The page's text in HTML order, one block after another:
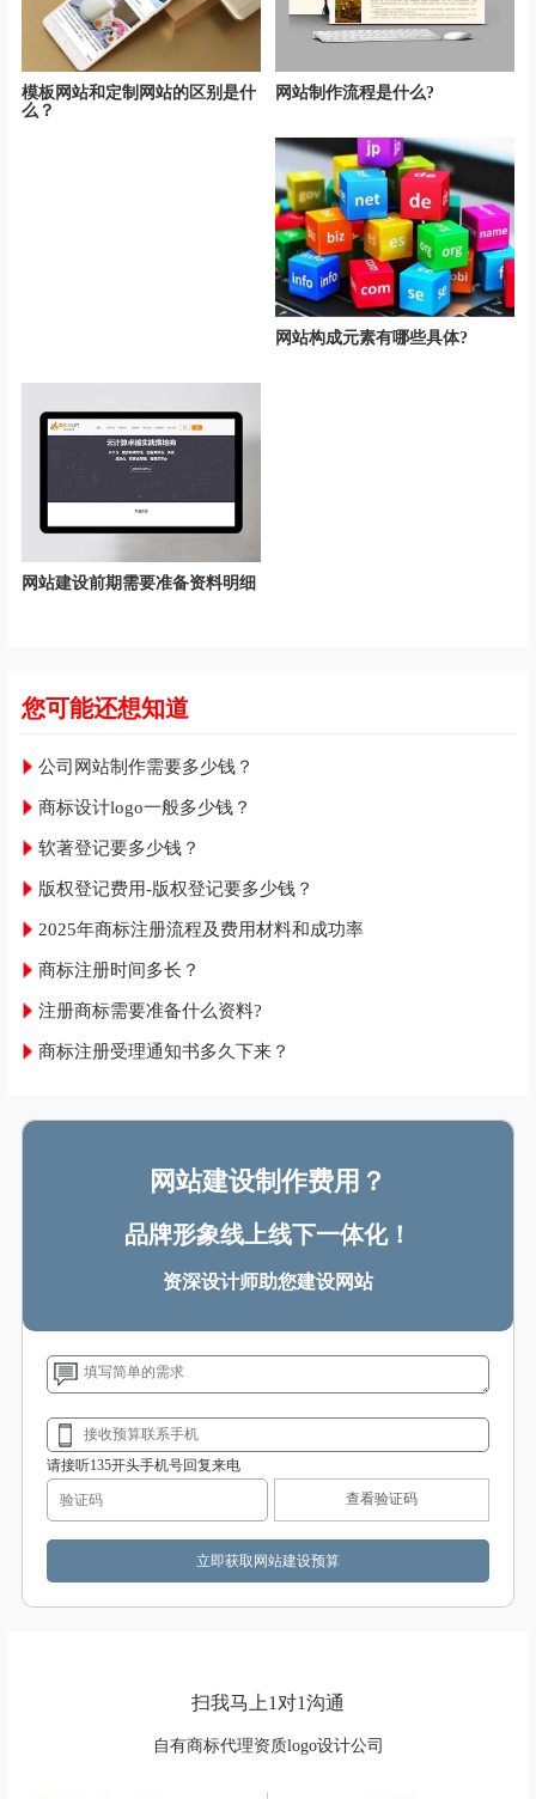
模板网站和定制网站的区别是什
么？
网站制作流程是什么?
网站构成元素有哪些具体?
网站建设前期需要准备资料明细
您可能还想知道
公司网站制作需要多少钱？
商标设计logo一般多少钱？
软著登记要多少钱？
版权登记费用-版权登记要多少钱？
2025年商标注册流程及费用材料和成功率
商标注册时间多长？
注册商标需要准备什么资料?
商标注册受理通知书多久下来？
网站建设制作费用？
品牌形象线上线下一体化！
资深设计师助您建设网站
请接听135开头手机号回复来电
查看验证码
扫我马上1对1沟通
自有商标代理资质logo设计公司